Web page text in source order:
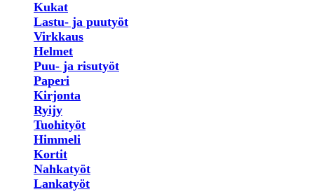
Kukat
Lastu- ja puutyöt
Virkkaus
Helmet
Puu- ja risutyöt
Paperi
Kirjonta
Ryijy
Tuohityöt
Himmeli
Kortit
Nahkatyöt
Lankatyöt